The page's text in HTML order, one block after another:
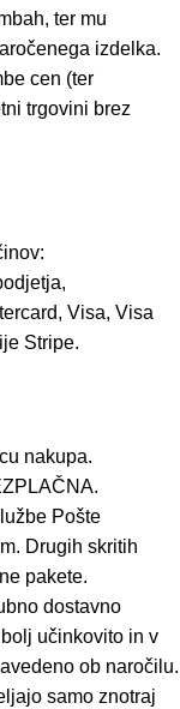
ter mu
izdelka.
cen (ter
trgovini brez
Visa, Visa
Stripe.
nakupa.
Pošte
Drugih skritih
pakete.
dostavno
učinkovito in v
ob naročilu.
samo znotraj